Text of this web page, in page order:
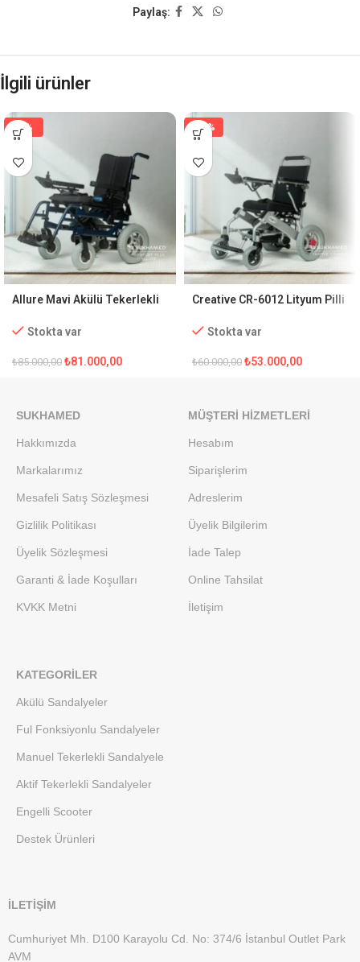
Paylaş:
İlgili ürünler
-5%
Allure Mavi Akülü Tekerlekli
Stokta var
₺85.000,00 ₺81.000,00
-12%
Creative CR-6012 Lityum Pilli
Stokta var
₺60.000,00 ₺53.000,00
SUKHAMED
Hakkımızda
Markalarımız
Mesafeli Satış Sözleşmesi
Gizlilik Politikası
Üyelik Sözleşmesi
Garanti & İade Koşulları
KVKK Metni
MÜŞTERI HIZMETLERI
Hesabım
Siparişlerim
Adreslerim
Üyelik Bilgilerim
İade Talep
Online Tahsilat
İletişim
KATEGORILER
Akülü Sandalyeler
Ful Fonksiyonlu Sandalyeler
Manuel Tekerlekli Sandalyele
Aktif Tekerlekli Sandalyeler
Engelli Scooter
Destek Ürünleri
İLETİŞİM
Cumhuriyet Mh. D100 Karayolu Cd. No: 374/6 İstanbul Outlet Park
AVM